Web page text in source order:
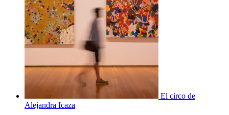
El circo de
Alejandra Icaza